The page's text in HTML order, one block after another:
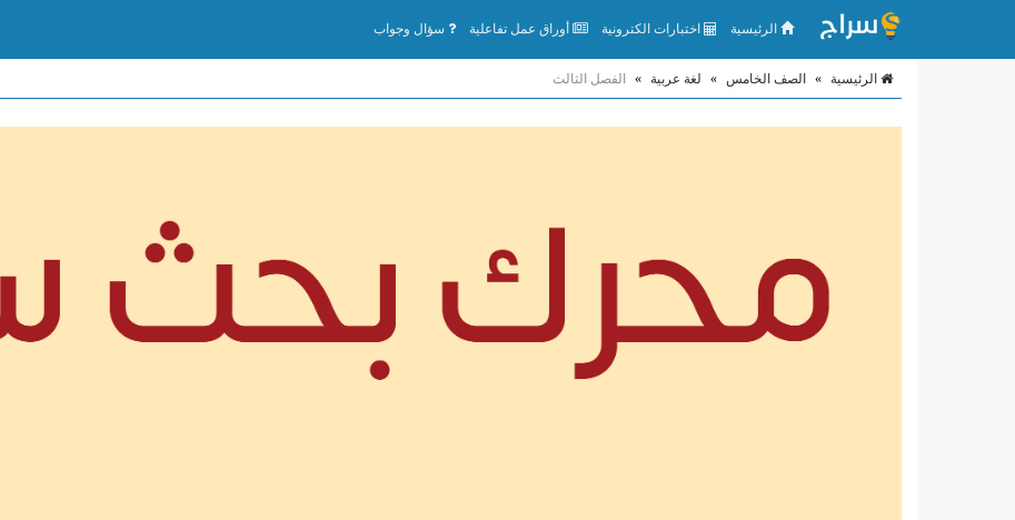
الرئيسية اختبارات الكترونية أوراق عمل تفاعلية سؤال وجواب
الرئيسية » الصف الخامس » لغة عربية » الفصل الثالث